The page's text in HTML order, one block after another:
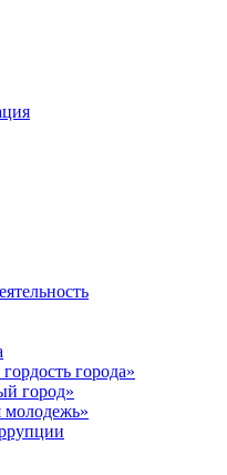
города»
город»
молодежь»